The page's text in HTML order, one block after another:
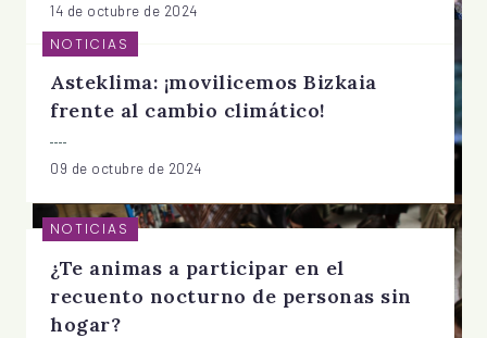
14 de octubre de 2024
NOTICIAS
Asteklima: ¡movilicemos Bizkaia
frente al cambio climático!
09 de octubre de 2024
NOTICIAS
¿Te animas a participar en el
recuento nocturno de personas sin
hogar?